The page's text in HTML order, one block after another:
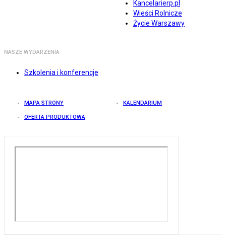
Kancelarierp.pl
Wieści Rolnicze
Życie Warszawy
NASZE WYDARZENIA
Szkolenia i konferencje
MAPA STRONY KALENDARIUM
OFERTA PRODUKTOWA